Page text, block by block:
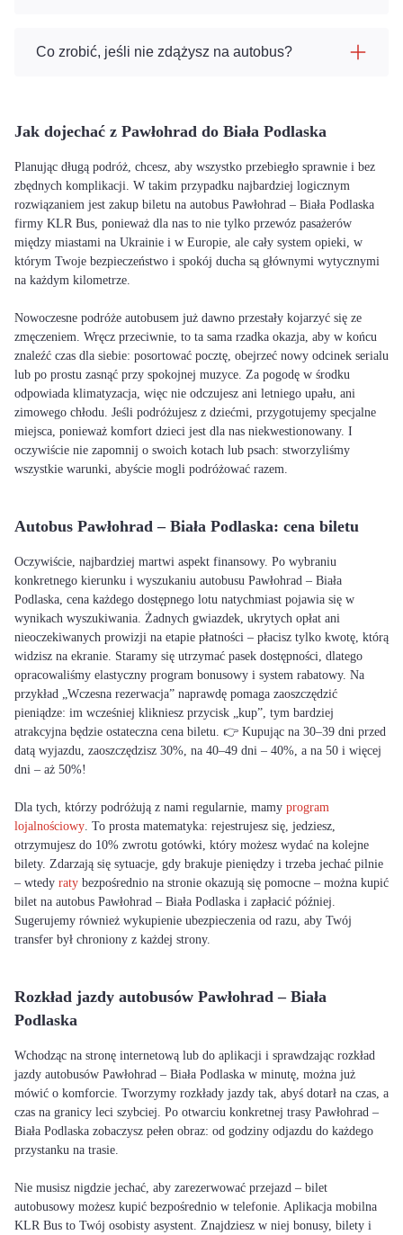
Co zrobić, jeśli nie zdążysz na autobus?
Jak dojechać z Pawłohrad do Biała Podlaska
Planując długą podróż, chcesz, aby wszystko przebiegło sprawnie i bez
zbędnych komplikacji. W takim przypadku najbardziej logicznym
rozwiązaniem jest zakup biletu na autobus Pawłohrad – Biała Podlaska
firmy KLR Bus, ponieważ dla nas to nie tylko przewóz pasażerów
między miastami na Ukrainie i w Europie, ale cały system opieki, w
którym Twoje bezpieczeństwo i spokój ducha są głównymi wytycznymi
na każdym kilometrze.
Nowoczesne podróże autobusem już dawno przestały kojarzyć się ze
zmęczeniem. Wręcz przeciwnie, to ta sama rzadka okazja, aby w końcu
znaleźć czas dla siebie: posortować pocztę, obejrzeć nowy odcinek serialu
lub po prostu zasnąć przy spokojnej muzyce. Za pogodę w środku
odpowiada klimatyzacja, więc nie odczujesz ani letniego upału, ani
zimowego chłodu. Jeśli podróżujesz z dziećmi, przygotujemy specjalne
miejsca, ponieważ komfort dzieci jest dla nas niekwestionowany. I
oczywiście nie zapomnij o swoich kotach lub psach: stworzyliśmy
wszystkie warunki, abyście mogli podróżować razem.
Autobus Pawłohrad – Biała Podlaska: cena biletu
Oczywiście, najbardziej martwi aspekt finansowy. Po wybraniu
konkretnego kierunku i wyszukaniu autobusu Pawłohrad – Biała
Podlaska, cena każdego dostępnego lotu natychmiast pojawia się w
wynikach wyszukiwania. Żadnych gwiazdek, ukrytych opłat ani
nieoczekiwanych prowizji na etapie płatności – płacisz tylko kwotę, którą
widzisz na ekranie. Staramy się utrzymać pasek dostępności, dlatego
opracowaliśmy elastyczny program bonusowy i system rabatowy. Na
przykład „Wczesna rezerwacja” naprawdę pomaga zaoszczędzić
pieniądze: im wcześniej klikniesz przycisk „kup”, tym bardziej
atrakcyjna będzie ostateczna cena biletu. 👉 Kupując na 30–39 dni przed
datą wyjazdu, zaoszczędzisz 30%, na 40–49 dni – 40%, a na 50 i więcej
dni – aż 50%!
Dla tych, którzy podróżują z nami regularnie, mamy program
lojalnościowy. To prosta matematyka: rejestrujesz się, jedziesz,
otrzymujesz do 10% zwrotu gotówki, który możesz wydać na kolejne
bilety. Zdarzają się sytuacje, gdy brakuje pieniędzy i trzeba jechać pilnie
– wtedy raty bezpośrednio na stronie okazują się pomocne – można kupić
bilet na autobus Pawłohrad – Biała Podlaska i zapłacić później.
Sugerujemy również wykupienie ubezpieczenia od razu, aby Twój
transfer był chroniony z każdej strony.
Rozkład jazdy autobusów Pawłohrad – Biała
Podlaska
Wchodząc na stronę internetową lub do aplikacji i sprawdzając rozkład
jazdy autobusów Pawłohrad – Biała Podlaska w minutę, można już
mówić o komforcie. Tworzymy rozkłady jazdy tak, abyś dotarł na czas, a
czas na granicy leci szybciej. Po otwarciu konkretnej trasy Pawłohrad –
Biała Podlaska zobaczysz pełen obraz: od godziny odjazdu do każdego
przystanku na trasie.
Nie musisz nigdzie jechać, aby zarezerwować przejazd – bilet
autobusowy możesz kupić bezpośrednio w telefonie. Aplikacja mobilna
KLR Bus to Twój osobisty asystent. Znajdziesz w niej bonusy, bilety i